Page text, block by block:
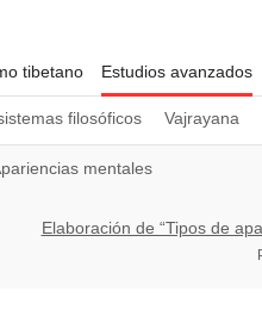
tibetano Estudios avanzados
filosóficos Vajrayana
mentales
Elaboración de “Tipos de